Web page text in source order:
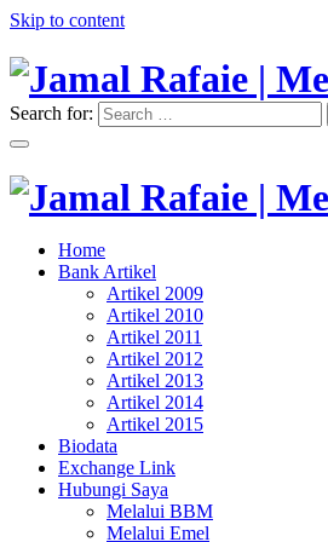
Skip to content
Jamal Rafaie |
"Memimpin Pemikiran"
Search for:
Jamal Rafaie |
"Memimpin Pemikiran"
Home
Bank Artikel
Artikel 2009
Artikel 2010
Artikel 2011
Artikel 2012
Artikel 2013
Artikel 2014
Artikel 2015
Biodata
Exchange Link
Hubungi Saya
Melalui BBM
Melalui Emel